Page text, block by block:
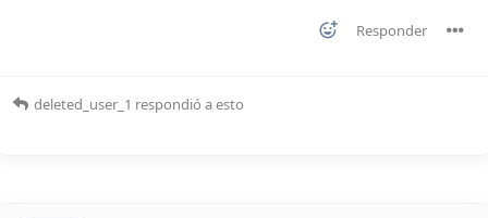
Responder
deleted_user_1 respondió a esto